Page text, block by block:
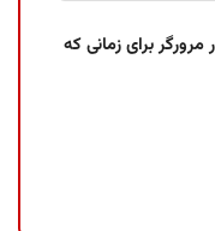
برای زمانی که